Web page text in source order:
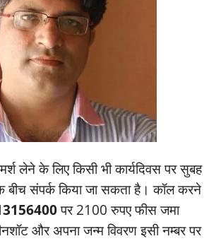
लेने के लिए किसी भी कार्यदिवस पर सुबह
संपर्क किया जा सकता है। कॉल करने
पर 2100 रुपए फीस जमा
और अपना जन्‍म विवरण इसी नम्‍बर पर